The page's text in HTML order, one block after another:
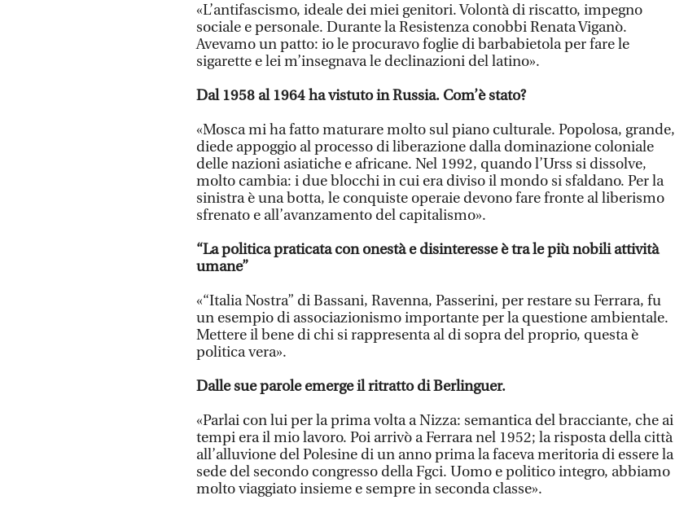
«L’antifascismo, ideale dei miei genitori. Volontà di riscatto, impegno
sociale e personale. Durante la Resistenza conobbi Renata Viganò.
Avevamo un patto: io le procuravo foglie di barbabietola per fare le
sigarette e lei m’insegnava le declinazioni del latino».
Dal 1958 al 1964 ha vistuto in Russia. Com’è stato?
«Mosca mi ha fatto maturare molto sul piano culturale. Popolosa, grande,
diede appoggio al processo di liberazione dalla dominazione coloniale
delle nazioni asiatiche e africane. Nel 1992, quando l’Urss si dissolve,
molto cambia: i due blocchi in cui era diviso il mondo si sfaldano. Per la
sinistra è una botta, le conquiste operaie devono fare fronte al liberismo
sfrenato e all’avanzamento del capitalismo».
“La politica praticata con onestà e disinteresse è tra le più nobili attività
umane”
«“Italia Nostra” di Bassani, Ravenna, Passerini, per restare su Ferrara, fu
un esempio di associazionismo importante per la questione ambientale.
Mettere il bene di chi si rappresenta al di sopra del proprio, questa è
politica vera».
Dalle sue parole emerge il ritratto di Berlinguer.
«Parlai con lui per la prima volta a Nizza: semantica del bracciante, che ai
tempi era il mio lavoro. Poi arrivò a Ferrara nel 1952; la risposta della città
all’alluvione del Polesine di un anno prima la faceva meritoria di essere la
sede del secondo congresso della Fgci. Uomo e politico integro, abbiamo
molto viaggiato insieme e sempre in seconda classe».